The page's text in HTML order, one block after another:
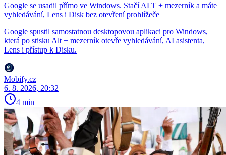
Google se usadil přímo ve Windows. Stačí ALT + mezerník a máte
vyhledávání, Lens i Disk bez otevření prohlížeče
Google spustil samostatnou desktopovou aplikaci pro Windows,
která po stisku Alt + mezerník otevře vyhledávání, AI asistenta,
Lens i přístup k Disku.
Mobify.cz
6. 8. 2026, 20:32
4 min